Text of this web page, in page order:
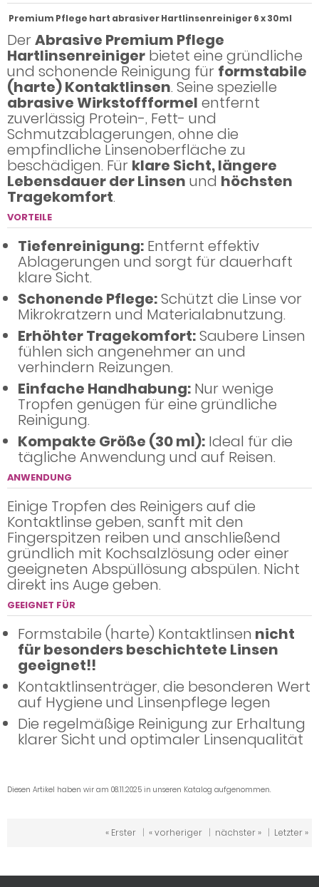
Premium Pflege hart abrasiver Hartlinsenreiniger 6 x 30ml
DerAbrasive Premium Pflege
Hartlinsenreiniger bietet eine gründliche
und schonende Reinigung für formstabile
(harte) Kontaktlinsen. Seine spezielle
abrasive Wirkstoffformel entfernt
zuverlässig Protein-, Fett- und
Schmutzablagerungen, ohne die
empfindliche Linsenoberfläche zu
beschädigen. Für klare Sicht, längere
Lebensdauer der Linsen und höchsten
Tragekomfort.
VORTEILE
Tiefenreinigung: Entfernt effektiv
Ablagerungen und sorgt für dauerhaft
klare Sicht.
Schonende Pflege:Schützt die Linse vor
Mikrokratzern und Materialabnutzung.
Erhöhter Tragekomfort:Saubere Linsen
fühlen sich angenehmer an und
verhindern Reizungen.
Einfache Handhabung: Nur wenige
Tropfen genügen für eine gründliche
Reinigung.
Kompakte Größe (30 ml): Ideal für die
tägliche Anwendung und auf Reisen.
ANWENDUNG
Einige Tropfen des Reinigers auf die
Kontaktlinse geben, sanft mit den
Fingerspitzen reiben und anschließend
gründlich mit Kochsalzlösung oder einer
geeigneten Abspüllösung abspülen. Nicht
direkt ins Auge geben.
GEEIGNET FÜR
Formstabile (harte) Kontaktlinsen nicht
für besonders beschichtete Linsen
geeignet!!
Kontaktlinsenträger, die besonderen Wert
auf Hygiene und Linsenpflege legen
Die regelmäßige Reinigung zur Erhaltung
klarer Sicht und optimaler Linsenqualität
Diesen Artikel haben wir am 08.11.2025 in unseren Katalog aufgenommen.
« Erster | « vorheriger | nächster » | Letzter »